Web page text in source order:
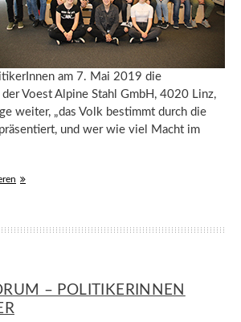
am 7. Mai 2019 die
Voest Alpine Stahl GmbH, 4020 Linz,
weiter, „das Volk bestimmt durch die
und wer wie viel Macht im
– POLITIKERINNEN